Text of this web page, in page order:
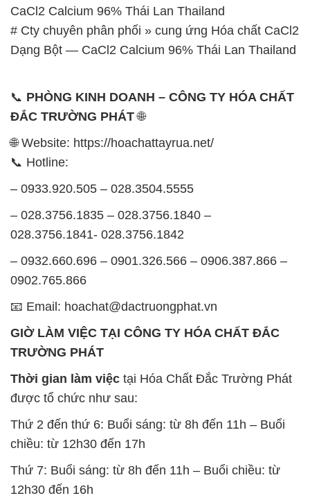
CaCl2 Calcium 96% Thái Lan Thailand
# Cty chuyên phân phối » cung ứng Hóa chất CaCl2
Dạng Bột — CaCl2 Calcium 96% Thái Lan Thailand
📞 PHÒNG KINH DOANH – CÔNG TY HÓA CHẤT
ĐẮC TRƯỜNG PHÁT🌐
🌐 Website: https://hoachattayrua.net/
📞 Hotline:
– 0933.920.505 – 028.3504.5555
– 028.3756.1835 – 028.3756.1840 –
028.3756.1841- 028.3756.1842
– 0932.660.696 – 0901.326.566 – 0906.387.866 –
0902.765.866
📧 Email: hoachat@dactruongphat.vn
GIỜ LÀM VIỆC TẠI CÔNG TY HÓA CHẤT ĐẮC
TRƯỜNG PHÁT
Thời gian làm việc tại Hóa Chất Đắc Trường Phát
được tổ chức như sau:
Thứ 2 đến thứ 6: Buổi sáng: từ 8h đến 11h – Buổi
chiều: từ 12h30 đến 17h
Thứ 7: Buổi sáng: từ 8h đến 11h – Buổi chiều: từ
12h30 đến 16h